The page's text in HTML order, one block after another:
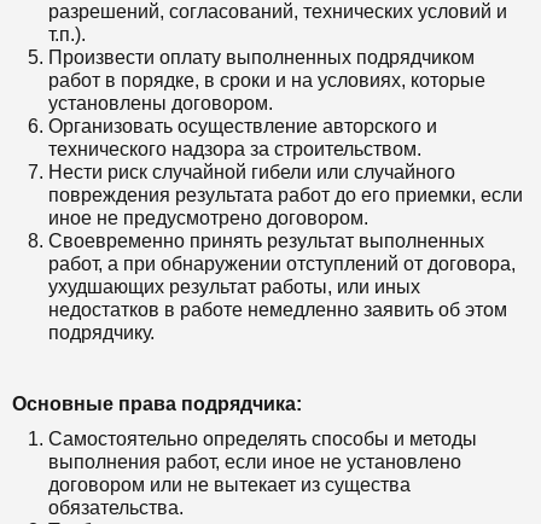
разрешений, согласований, технических условий и
т.п.).
Произвести оплату выполненных подрядчиком
работ в порядке, в сроки и на условиях, которые
установлены договором.
Организовать осуществление авторского и
технического надзора за строительством.
Нести риск случайной гибели или случайного
повреждения результата работ до его приемки, если
иное не предусмотрено договором.
Своевременно принять результат выполненных
работ, а при обнаружении отступлений от договора,
ухудшающих результат работы, или иных
недостатков в работе немедленно заявить об этом
подрядчику.
Основные права подрядчика:
Самостоятельно определять способы и методы
выполнения работ, если иное не установлено
договором или не вытекает из существа
обязательства.